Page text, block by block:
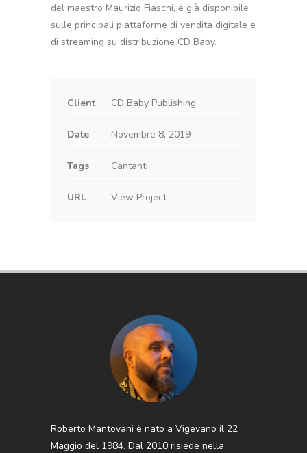
del maestro Maurizio Fiaschi, è già disponibile
sulle principali piattaforme di vendita digitale e
di streaming su distribuzione CD Baby.
Client CD Baby Publishing
Date Novembre 8, 2019
Tags Cantanti
URL View Project
Roberto Mantovani è nato a Vigevano il 22
Maggio del 1984. Dal 2010 risiede nella